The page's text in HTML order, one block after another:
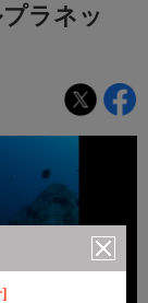
ラネッ